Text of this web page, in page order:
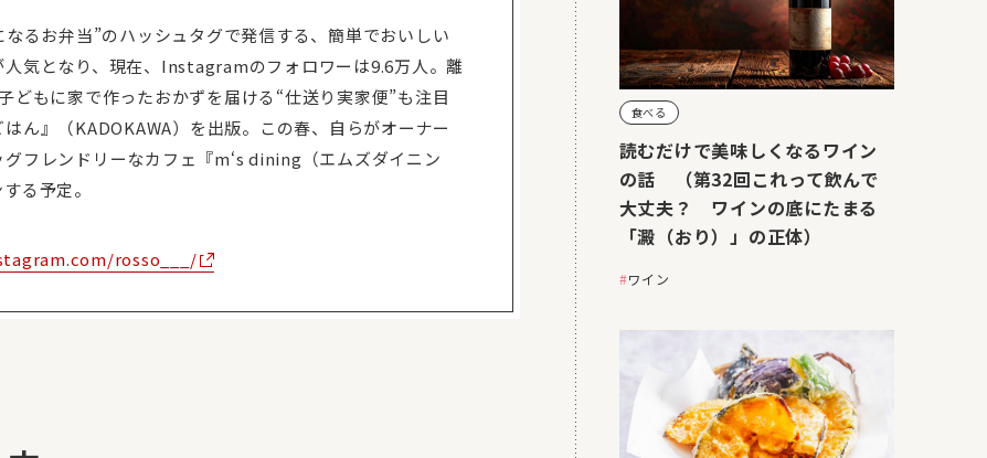
なるお弁当”のハッシュタグで発信する、簡単でおいしい
人気となり、現在、Instagramのフォロワーは9.6万人。離
どもに家で作ったおかずを届ける“仕送り実家便”も注目
ん』（KADOKAWA）を出版。この春、自らがオーナー
フレンドリーなカフェ『m‘s dining（エムズダイニン
る予定。
rosso___/
食べる
読むだけで美味しくなるワイン
の話 （第32回これって飲んで
大丈夫？ ワインの底にたまる
「澱（おり）」の正体）
ワイン